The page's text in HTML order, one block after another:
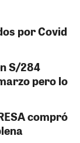
por Covid
S/284
pero lo
compró